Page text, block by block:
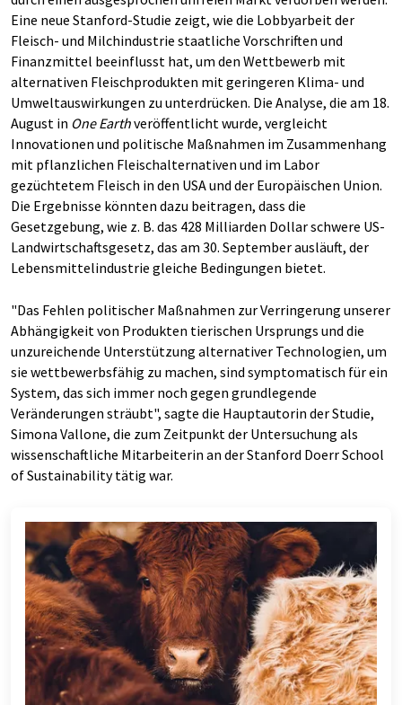
Eine neue Stanford-Studie zeigt, wie die Lobbyarbeit der
Fleisch- und Milchindustrie staatliche Vorschriften und
Finanzmittel beeinflusst hat, um den Wettbewerb mit
alternativen Fleischprodukten mit geringeren Klima- und
Umweltauswirkungen zu unterdrücken. Die Analyse, die am 18.
August in One Earthveröffentlicht wurde, vergleicht
Innovationen und politische Maßnahmen im Zusammenhang
mit pflanzlichen Fleischalternativen und im Labor
gezüchtetem Fleisch in den USA und der Europäischen Union.
Die Ergebnisse könnten dazu beitragen, dass die
Gesetzgebung, wie z. B. das 428 Milliarden Dollar schwere US-
Landwirtschaftsgesetz, das am 30. September ausläuft, der
Lebensmittelindustrie gleiche Bedingungen bietet.
"Das Fehlen politischer Maßnahmen zur Verringerung unserer
Abhängigkeit von Produkten tierischen Ursprungs und die
unzureichende Unterstützung alternativer Technologien, um
sie wettbewerbsfähig zu machen, sind symptomatisch für ein
System, das sich immer noch gegen grundlegende
Veränderungen sträubt", sagte die Hauptautorin der Studie,
Simona Vallone, die zum Zeitpunkt der Untersuchung als
wissenschaftliche Mitarbeiterin an der Stanford Doerr School
of Sustainability tätig war.